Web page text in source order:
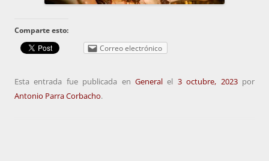
Comparte esto:
Correo electrónico
Esta entrada fue publicada en General el 3 octubre, 2023por
Antonio Parra Corbacho.